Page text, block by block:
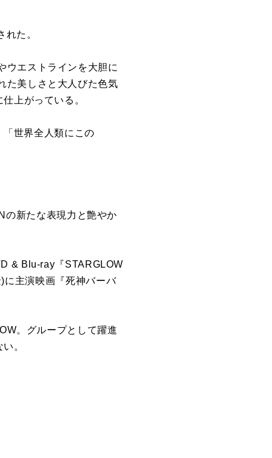
た。
ウエストラインを大胆に
た美しさと大人びた色気
上がっている。
世界全人類にこの
の新たな表現力と艶やか
& Blu-ray『STARGLOW
主演映画『死神バーバ
。グループとして躍進
。